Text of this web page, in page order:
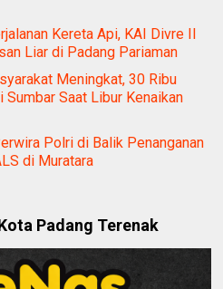
Kereta Api, KAI Divre II
Liar di Padang Pariaman
Meningkat, 30 Ribu
Saat Libur Kenaikan
Polri di Balik Penanganan
di Muratara
Padang Terenak